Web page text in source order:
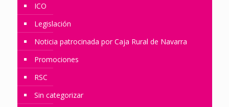
ICO
Legislación
Noticia patrocinada por Caja Rural de Navarra
Promociones
RSC
Sin categorizar